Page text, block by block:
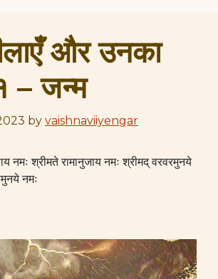
और उनका
– जन्म
by vaishnaviiyengar
नमः श्रीमते रामानुजाय नमः श्रीमद् वरवरमुनये
नमः